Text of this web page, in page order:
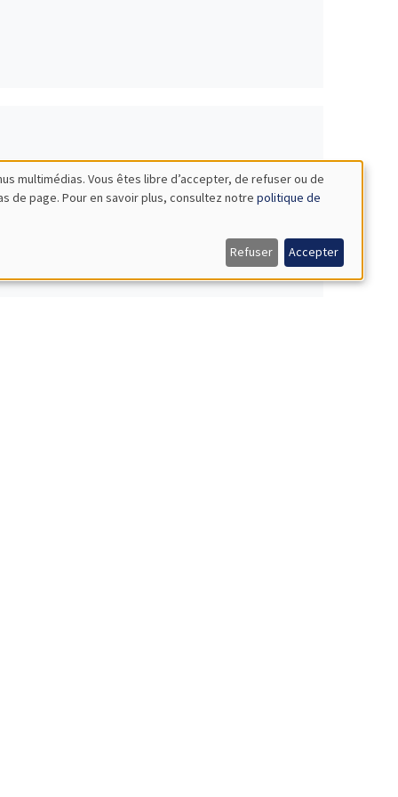
multimédias. Vous êtes libre d’accepter, de refuser ou de
de page. Pour en savoir plus, consultez notre politique de
Refuser Accepter